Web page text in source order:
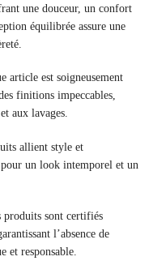
une douceur, un confort
équilibrée assure une
article est soigneusement
finitions impeccables,
aux lavages.
allient style et
un look intemporel et un
produits sont certifiés
l’absence de
et responsable.